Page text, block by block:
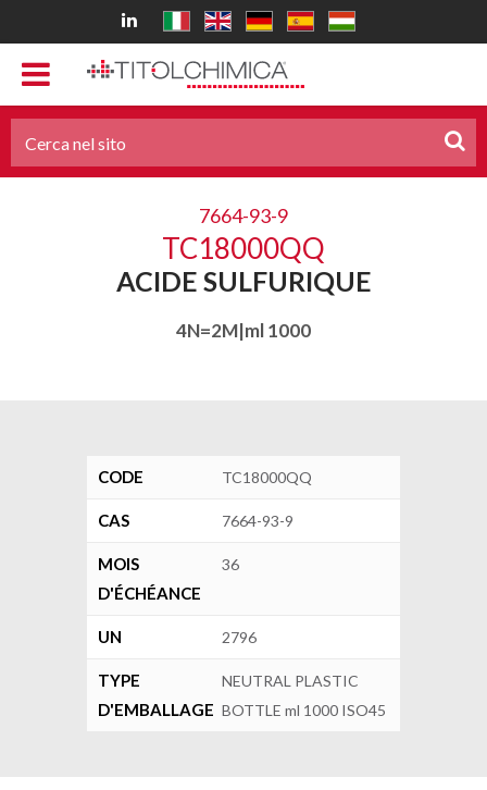
7664-93-9
TC18000QQ
ACIDE SULFURIQUE
4N=2M|ml 1000
CODE TC18000QQ
CAS 7664-93-9
MOIS
D'ÉCHÉANCE
36
UN 2796
TYPE
D'EMBALLAGE
NEUTRAL PLASTIC
BOTTLE ml 1000 ISO45